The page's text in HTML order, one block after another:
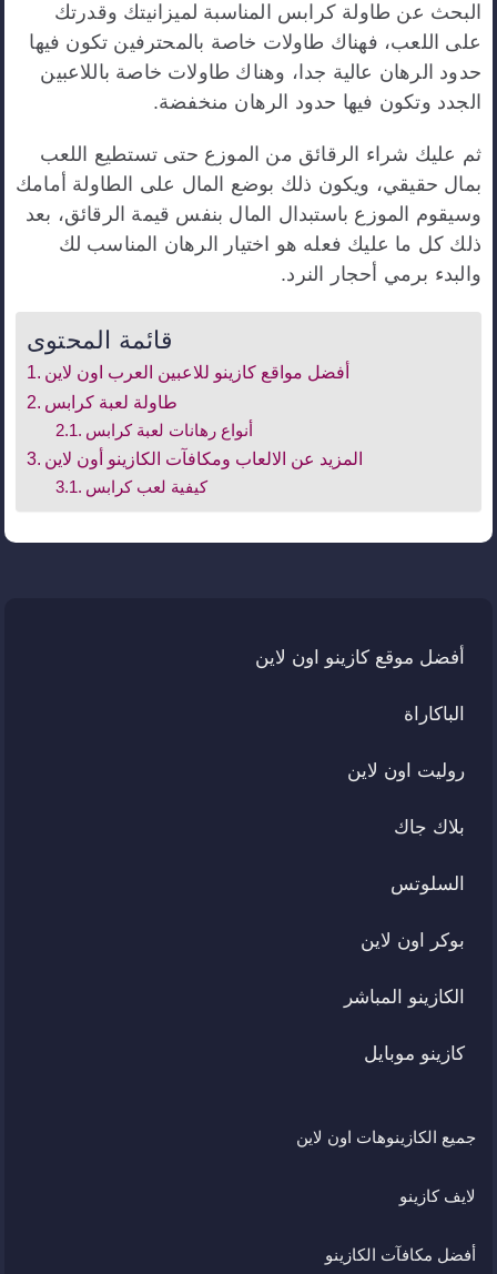
البحث عن طاولة كرابس المناسبة لميزانيتك وقدرتك
على اللعب، فهناك طاولات خاصة بالمحترفين تكون فيها
حدود الرهان عالية جدا، وهناك طاولات خاصة باللاعبين
الجدد وتكون فيها حدود الرهان منخفضة.
ثم عليك شراء الرقائق من الموزع حتى تستطيع اللعب
بمال حقيقي، ويكون ذلك بوضع المال على الطاولة أمامك
وسيقوم الموزع باستبدال المال بنفس قيمة الرقائق، بعد
ذلك كل ما عليك فعله هو اختيار الرهان المناسب لك
والبدء برمي أحجار النرد.
قائمة المحتوى
أفضل مواقع كازينو للاعبين العرب اون لاين
طاولة لعبة كرابس
أنواع رهانات لعبة كرابس
المزيد عن الالعاب ومكافآت الكازينو أون لاين
كيفية لعب كرابس
أفضل موقع كازينو اون لاين
الباكاراة
روليت اون لاين
بلاك جاك
السلوتس
بوكر اون لاين
الكازينو المباشر
كازينو موبايل
جميع الكازينوهات اون لاين
لايف كازينو
أفضل مكافآت الكازينو